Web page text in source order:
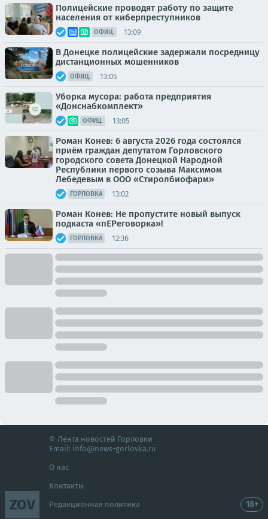
Полицейские проводят работу по защите
населения от киберпреступников
ОФИЦ. 13:09
В Донецке полицейские задержали посредницу
дистанционных мошенников
ОФИЦ. 13:05
Уборка мусора: работа предприятия
«Донснабкомплект»
ОФИЦ. 13:05
Роман Конев: 6 августа 2026 года состоялся
приём граждан депутатом Горловского
городского совета Донецкой Народной
Республики первого созыва Максимом
Лебедевым в ООО «Стиролбиофарм»
ГОРЛОВКА 13:02
Роман Конев: Не пропустите новый выпуск
подкаста «пЕРеговорка»!
ГОРЛОВКА 12:36
ZOV
© Лента новостей Горловки
Email: info@news-gorlovka.ru
О нас
Контакты
Редакционная политика 18+